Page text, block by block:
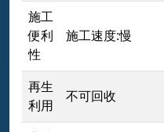
施工
便利
性
施工速度:慢
再生
利用
不可回收